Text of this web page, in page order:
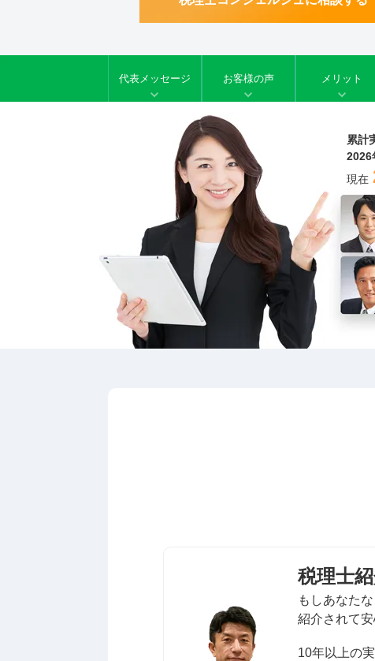
代表メッセージ お客様の声 メリット
累計
2026
現在
税理士
もしあなた
紹介されて
10年以上の